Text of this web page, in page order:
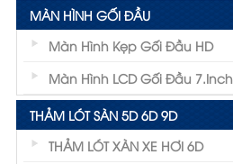
MÀN HÌNH GỐI ĐẦU
Màn Hình Kẹp Gối Đầu HD
Màn Hình LCD Gối Đầu 7.inch
THẢM LÓT SÀN 5D 6D 9D
THẢM LÓT XÀN XE HƠI 6D